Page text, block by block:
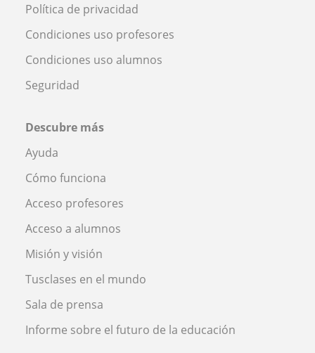
Política de privacidad
Condiciones uso profesores
Condiciones uso alumnos
Seguridad
Descubre más
Ayuda
Cómo funciona
Acceso profesores
Acceso a alumnos
Misión y visión
Tusclases en el mundo
Sala de prensa
Informe sobre el futuro de la educación